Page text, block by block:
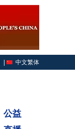
中文繁体
公益